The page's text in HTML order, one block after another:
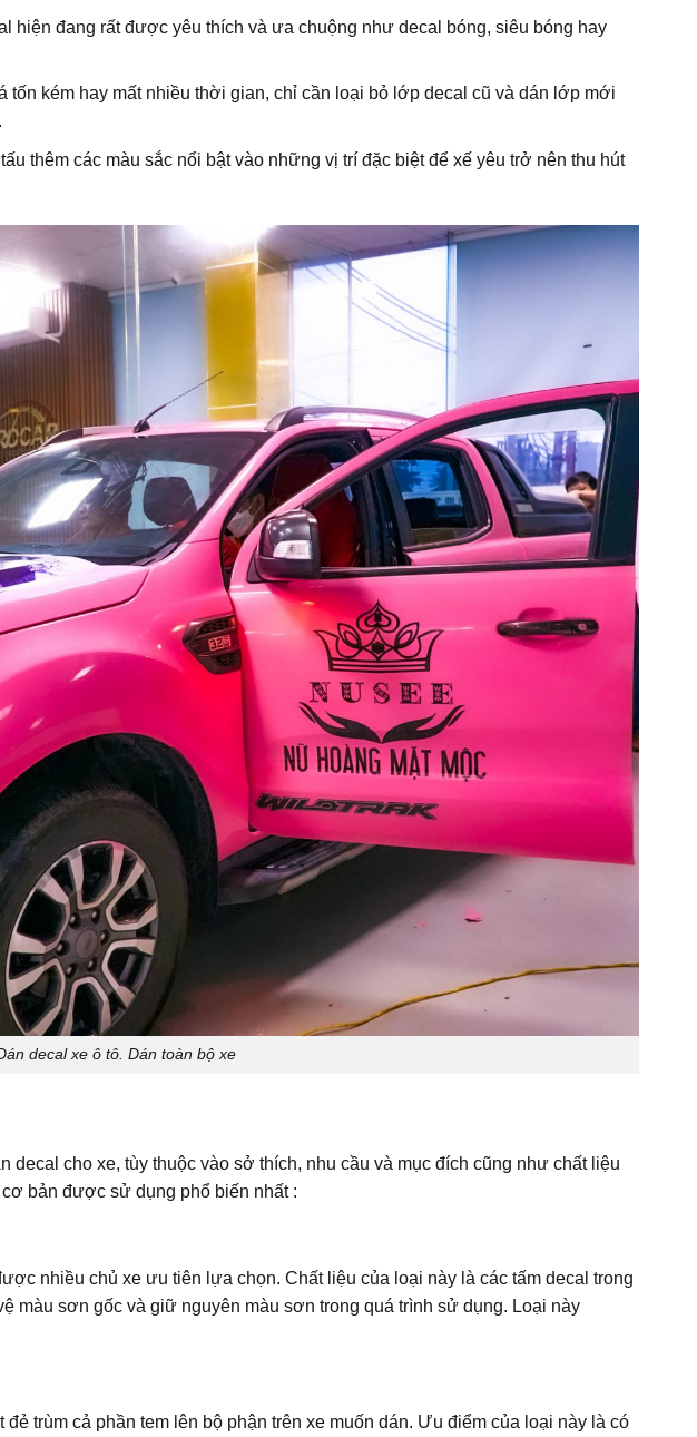
hiện đang rất được yêu thích và ưa chuộng như decal bóng, siêu bóng hay
tốn kém hay mất nhiều thời gian, chỉ cần loại bỏ lớp decal cũ và dán lớp mới
thêm các màu sắc nổi bật vào những vị trí đặc biệt để xế yêu trở nên thu hút
decal xe ô tô. Dán toàn bộ xe
cho xe, tùy thuộc vào sở thích, nhu cầu và mục đích cũng như chất liệu
bản được sử dụng phổ biến nhất :
nhiều chủ xe ưu tiên lựa chọn. Chất liệu của loại này là các tấm decal trong
màu sơn gốc và giữ nguyên màu sơn trong quá trình sử dụng. Loại này
trùm cả phần tem lên bộ phận trên xe muốn dán. Ưu điểm của loại này là có